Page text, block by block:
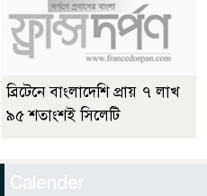
ব্রিটেনে বাংলাদেশি প্রায় ৭ লাখ
৯৫ শতাংশই সিলেটি
Calender